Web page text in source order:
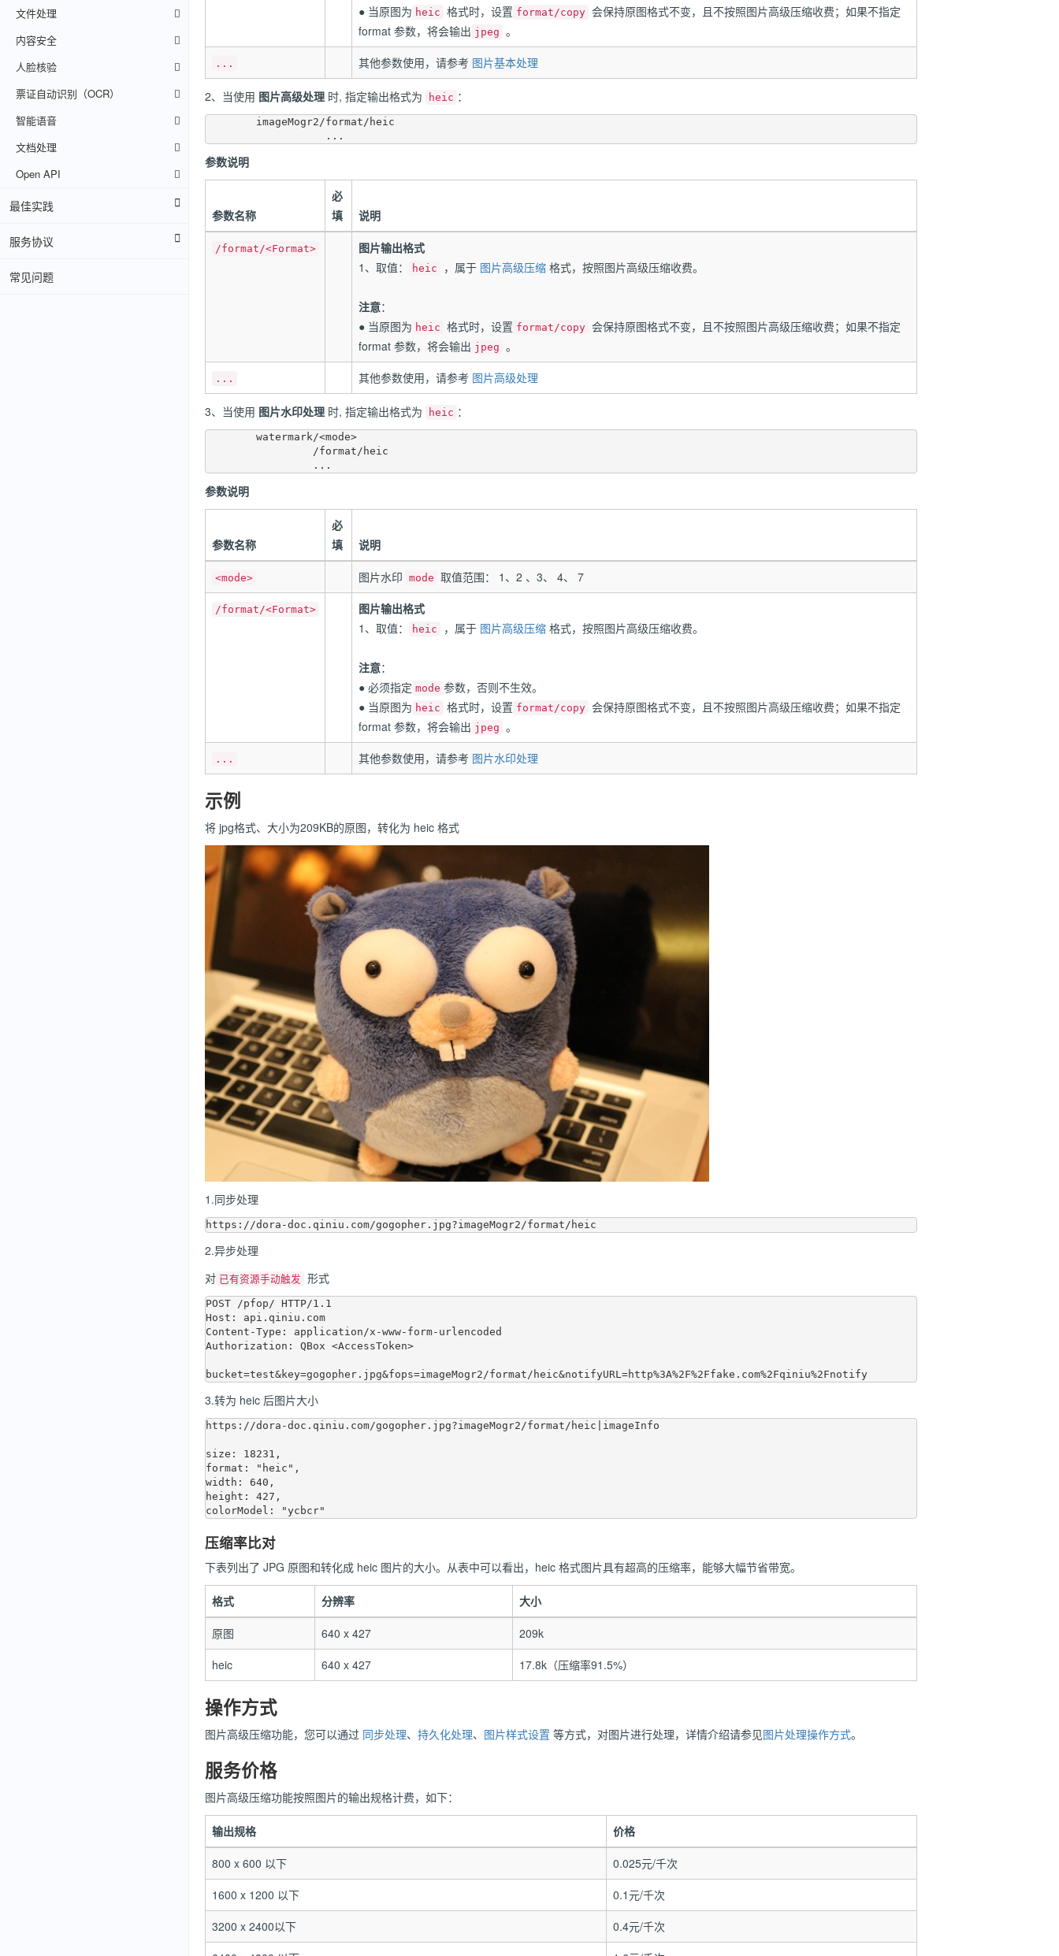
文件处理
内容安全
人脸核验
票证自动识别（OCR）
智能语音
文档处理
Open API
最佳实践
服务协议
常见问题
● 当原图为 heic 格式时，设置 format/copy 会保持原图格式不变，且不按照图片高级压缩收费；如果不指定
format 参数，将会输出 jpeg 。
... 其他参数使用，请参考 图片基本处理
2、当使用 图片高级处理 时, 指定输出格式为 heic ：
参数说明
参数名称
必
填
说明
/format/<Format>
图片输出格式
1、取值：
heic ，属于 图片高级压缩格式，按照图片高级压缩收费。
注意：
● 当原图为 heic 格式时，设置 format/copy 会保持原图格式不变，且不按照图片高级压缩收费；如果不指定
format 参数，将会输出 jpeg 。
... 其他参数使用，请参考 图片高级处理
3、当使用 图片水印处理 时, 指定输出格式为 heic ：
参数说明
参数名称
必
填
说明
<mode> 图片水印 mode 取值范围： 1、2 、3、 4、 7
/format/<Format>
图片输出格式
1、取值：
heic ，属于 图片高级压缩格式，按照图片高级压缩收费。
注意：
● 必须指定 mode 参数，否则不生效。
● 当原图为 heic 格式时，设置 format/copy 会保持原图格式不变，且不按照图片高级压缩收费；如果不指定
format 参数，将会输出 jpeg 。
... 其他参数使用，请参考 图片水印处理
示例
将 jpg格式、大小为209KB的原图，转化为 heic 格式
1.同步处理
2.异步处理
对 已有资源手动触发 形式
POST /pfop/ HTTP/1.1
Host: api.qiniu.com
Content-Type: application/x-www-form-urlencoded
Authorization: QBox <AccessToken>
3.转为 heic 后图片大小
https://dora-doc.qiniu.com/gogopher.jpg?imageMogr2/format/heic|imageInfo
size: 18231,
format: "heic",
width: 640,
height: 427,
压缩率比对
下表列出了 JPG 原图和转化成 heic 图片的大小。从表中可以看出，heic 格式图片具有超高的压缩率，能够大幅节省带宽。
格式 分辨率 大小
原图 640 x 427
209k
heic
640 x 427 17.8k（压缩率91.5%）
操作方式
图片高级压缩功能，您可以通过 同步处理、 持久化处理、 图片样式设置 等方式，对图片进行处理，详情介绍请参见图片处理操作方式。
服务价格
图片高级压缩功能按照图片的输出规格计费，如下：
输出规格 价格
800 x 600 以下
0.025元/千次
1600 x 1200 以下
0.1元/千次
3200 x 2400以下
0.4元/千次